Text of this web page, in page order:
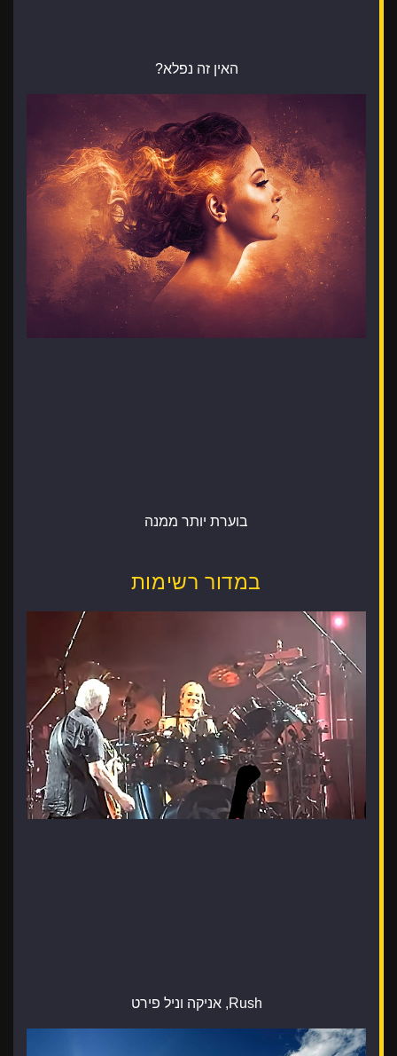
האין זה נפלא?
בוערת יותר ממנה
במדור רשימות
Rush, אניקה וניל פירט